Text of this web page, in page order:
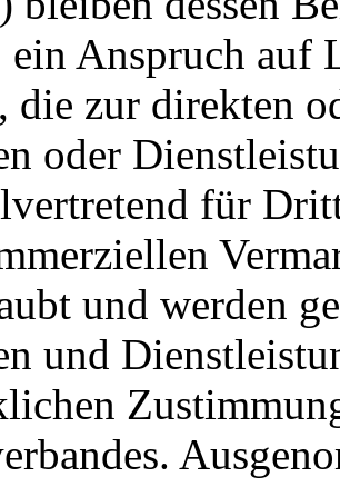
ein Anspruch auf
die zur direkten
oder
für
und werden
und